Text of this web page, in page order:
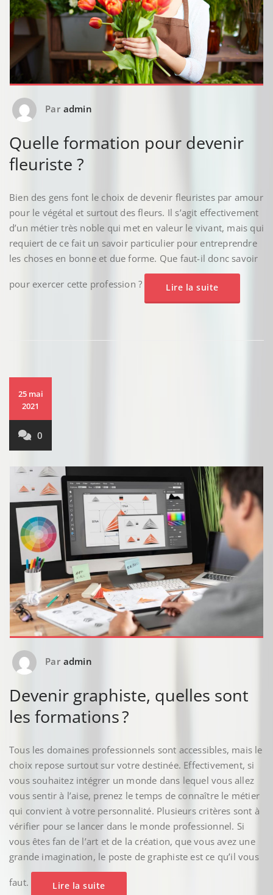
Par admin
Quelle formation pour devenir
fleuriste ?
Bien des gens font le choix de devenir fleuristes par amour
pour le végétal et surtout des fleurs. Il s’agit effectivement
d’un métier très noble qui met en valeur le vivant, mais qui
requiert de ce fait un savoir particulier pour entreprendre
les choses en bonne et due forme. Que faut-il donc savoir
pour exercer cette profession ? Lire la suite
25 mai
2021
0
Par admin
Devenir graphiste, quelles sont
les formations ?
Tous les domaines professionnels sont accessibles, mais le
choix repose surtout sur votre destinée. Effectivement, si
vous souhaitez intégrer un monde dans lequel vous allez
vous sentir à l’aise, prenez le temps de connaître le métier
qui convient à votre personnalité. Plusieurs critères sont à
vérifier pour se lancer dans le monde professionnel. Si
vous êtes fan de l’art et de la création, que vous avez une
grande imagination, le poste de graphiste est ce qu’il vous
faut. Lire la suite